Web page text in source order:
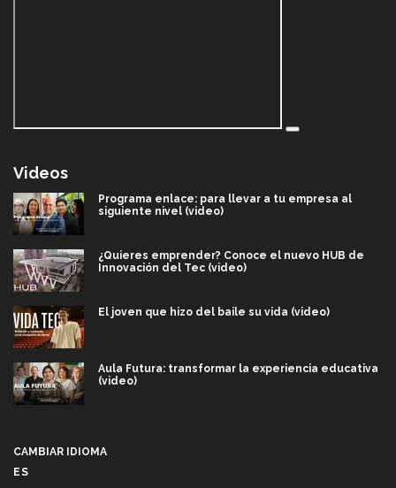
Videos
Programa enlace: para llevar a tu empresa al
siguiente nivel (video)
¿Quieres emprender? Conoce el nuevo HUB de
Innovación del Tec (video)
El joven que hizo del baile su vida (video)
Aula Futura: transformar la experiencia educativa
(video)
CAMBIAR IDIOMA
ES